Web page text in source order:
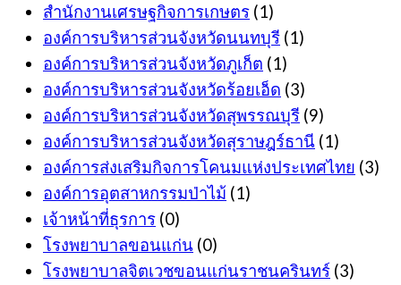
สำนักงานเศรษฐกิจการเกษตร (1)
องค์การบริหารส่วนจังหวัดนนทบุรี (1)
องค์การบริหารส่วนจังหวัดภูเก็ต (1)
องค์การบริหารส่วนจังหวัดร้อยเอ็ด (3)
องค์การบริหารส่วนจังหวัดสุพรรณบุรี (9)
องค์การบริหารส่วนจังหวัดสุราษฎร์ธานี (1)
องค์การส่งเสริมกิจการโคนมแห่งประเทศไทย (3)
องค์การอุตสาหกรรมป่าไม้ (1)
เจ้าหน้าที่ธุรการ (0)
โรงพยาบาลขอนแก่น (0)
โรงพยาบาลจิตเวชขอนแก่นราชนครินทร์ (3)